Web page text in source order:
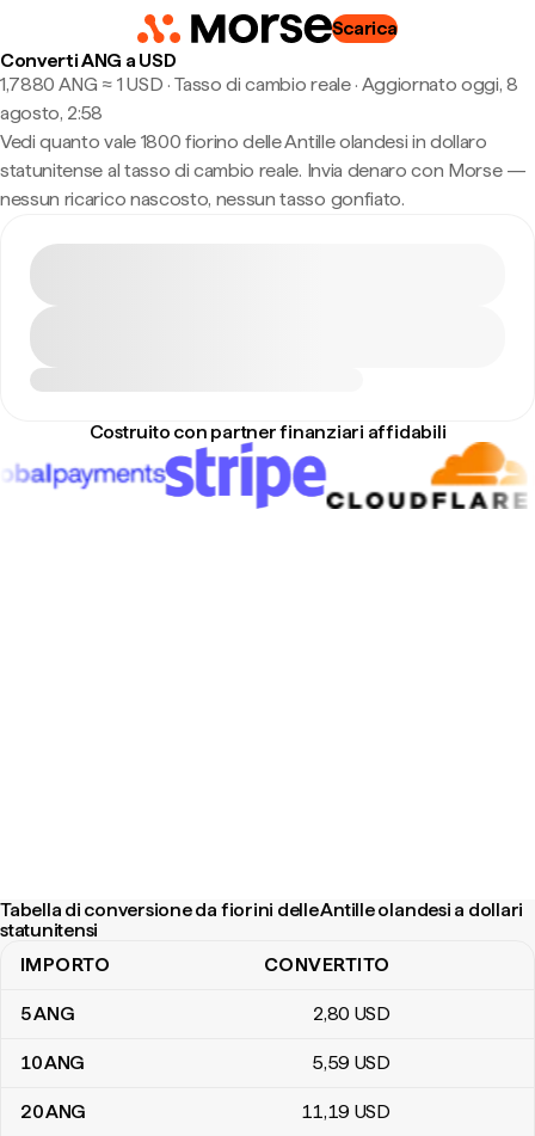
Scarica
Converti ANG a USD
1,7880 ANG ≈ 1 USD · Tasso di cambio reale· Aggiornato oggi, 8
agosto, 2:58
Vedi quanto vale 1800 fiorino delle Antille olandesi in dollaro
statunitense al tasso di cambio reale. Invia denaro con Morse —
nessun ricarico nascosto, nessun tasso gonfiato.
Costruito con partner finanziari affidabili
Tabella di conversione da fiorini delle Antille olandesi a dollari
statunitensi
Tabella di conversione da fiorini delle Antille olandesi a dollari
IMPORTO CONVERTITO
5ANG 2,80 USD
10ANG 5,59 USD
20ANG 11,19 USD